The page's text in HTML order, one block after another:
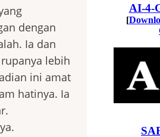
dengan
Ia dan
lebih
ini amat
hatinya. Ia